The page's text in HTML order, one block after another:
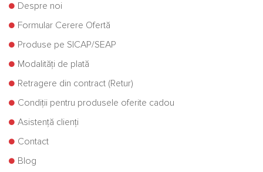
Despre noi
Formular Cerere Ofertă
Produse pe SICAP/SEAP
Modalități de plată
Retragere din contract (Retur)
Condiții pentru produsele oferite cadou
Asistență clienți
Contact
Blog